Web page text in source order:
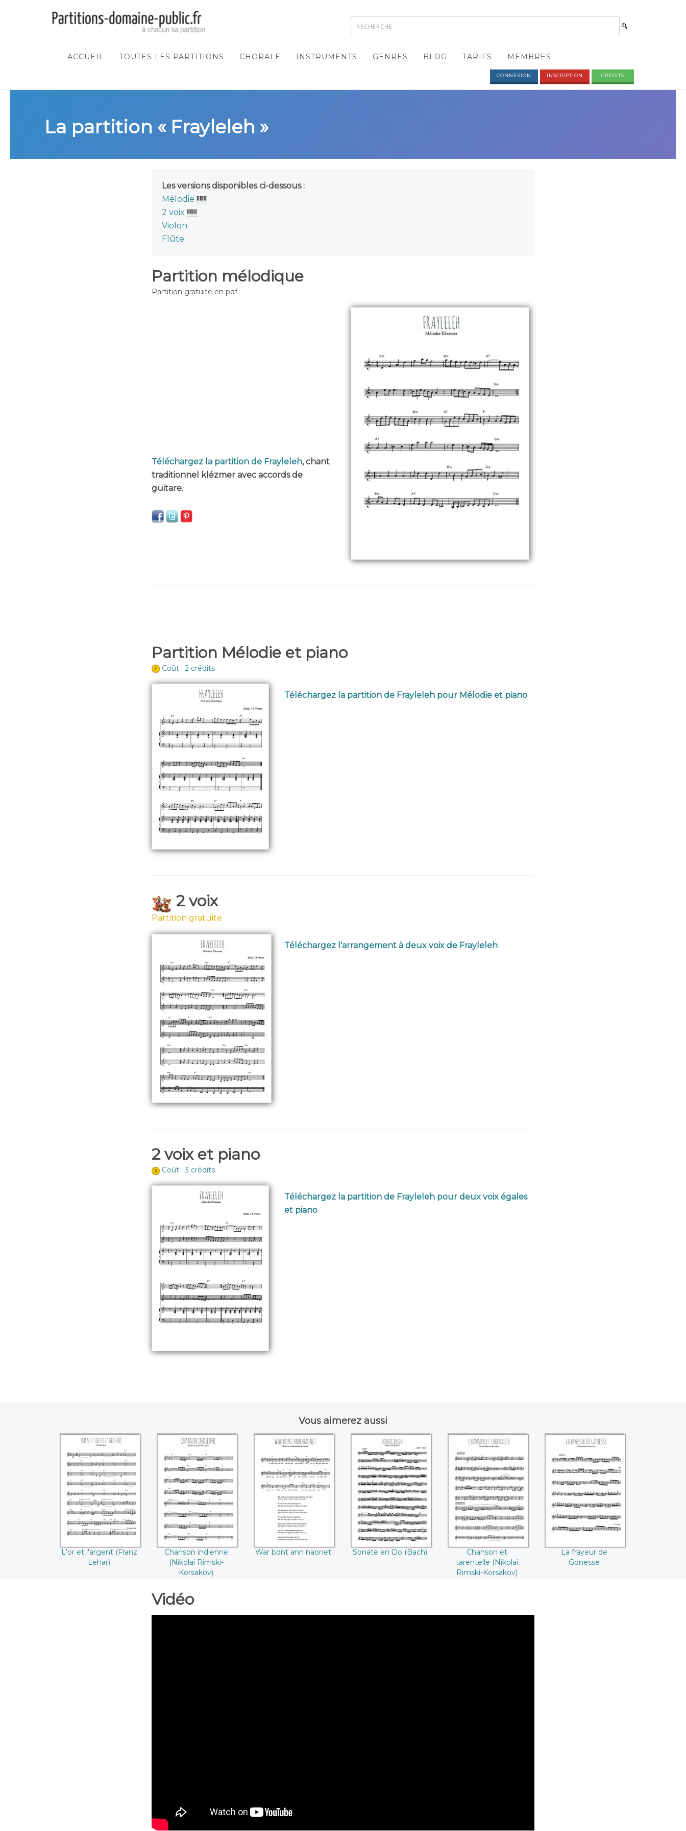
ACCUEIL TOUTES LES PARTITIONS CHORALE INSTRUMENTS GENRES BLOG TARIFS MEMBRES
CONNEXION INSCRIPTION CRÉDITS
La partition « Frayleleh »
Les versions disponibles ci-dessous :
Mélodie
2 voix
Violon
Flûte
Partition mélodique
Partition gratuite en pdf
Téléchargez la partition de Frayleleh, chant
traditionnel klézmer avec accords de
guitare.
Partition Mélodie et piano
Coût : 2 crédits
Téléchargez la partition de Frayleleh pour Mélodie et piano
2 voix
Partition gratuite
Téléchargez l'arrangement à deux voix de Frayleleh
2 voix et piano
Coût : 3 crédits
Téléchargez la partition de Frayleleh pour deux voix égales
et piano
Vous aimerez aussi
L'or et l'argent
(Franz Lehar)
L'or et l'argent (Franz
Lehar)
Chanson indienne
(Nikolaï Rimski-
Korsakov)
Chanson indienne
(Nikolaï Rimski-
Korsakov)
War bont ann
naonet
War bont ann naonet
Sonate en Do
(Bach)
Sonate en Do (Bach)
Chanson et
tarentelle (Nikolaï
Rimski-Korsakov)
Chanson et
tarentelle (Nikolaï
Rimski-Korsakov)
La frayeur de
Gonesse
La frayeur de
Gonesse
Vidéo